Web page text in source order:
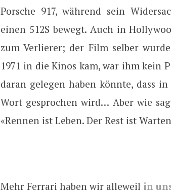
Porsche 917, während sein
einen 512S bewegt. Auch in
zum Verlierer; der Film selber
1971 in die Kinos kam, war ihm kein
daran gelegen haben könnte, dass
Wort gesprochen wird… Aber wie
«Rennen ist Leben. Der Rest ist
Mehr Ferrari haben wir alleweil in